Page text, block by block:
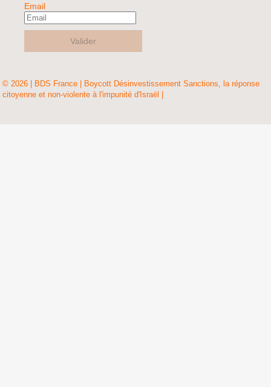
Email
Valider
© 2026 | BDS France | Boycott Désinvestissement Sanctions, la réponse
citoyenne et non-violente à l'impunité d'Israël |